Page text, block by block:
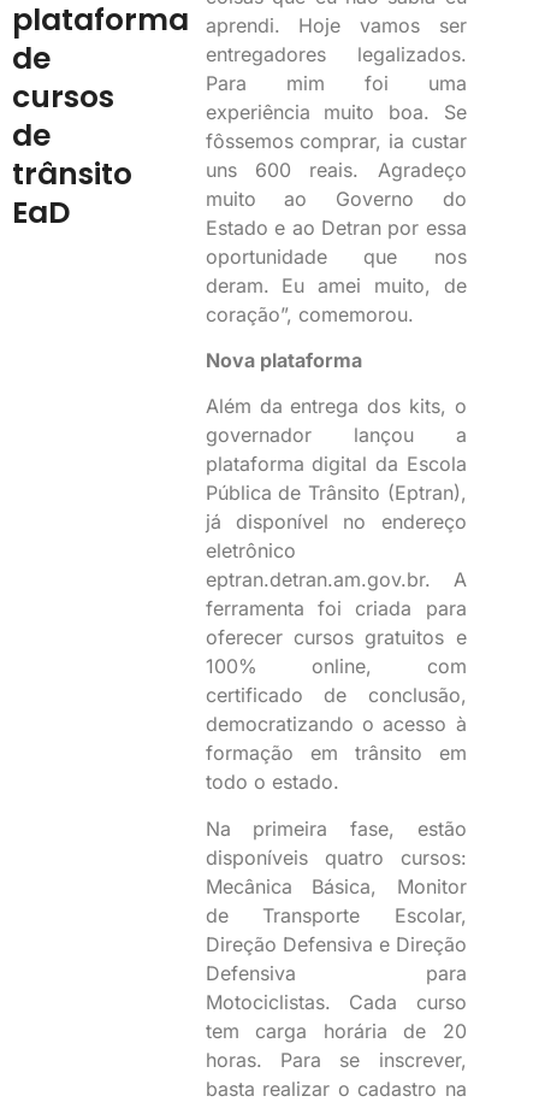
plataforma
de
cursos
de
trânsito
EaD
aprendi. Hoje vamos ser
entregadores legalizados.
Para mim foi uma
experiência muito boa. Se
fôssemos comprar, ia custar
uns 600 reais. Agradeço
muito ao Governo do
Estado e ao Detran por essa
oportunidade que nos
deram. Eu amei muito, de
coração”, comemorou.
Nova plataforma
Além da entrega dos kits, o
governador lançou a
plataforma digital da Escola
Pública de Trânsito (Eptran),
já disponível no endereço
eletrônico
eptran.detran.am.gov.br. A
ferramenta foi criada para
oferecer cursos gratuitos e
100% online, com
certificado de conclusão,
democratizando o acesso à
formação em trânsito em
todo o estado.
Na primeira fase, estão
disponíveis quatro cursos:
Mecânica Básica, Monitor
de Transporte Escolar,
Direção Defensiva e Direção
Defensiva para
Motociclistas. Cada curso
tem carga horária de 20
horas. Para se inscrever,
basta realizar o cadastro na